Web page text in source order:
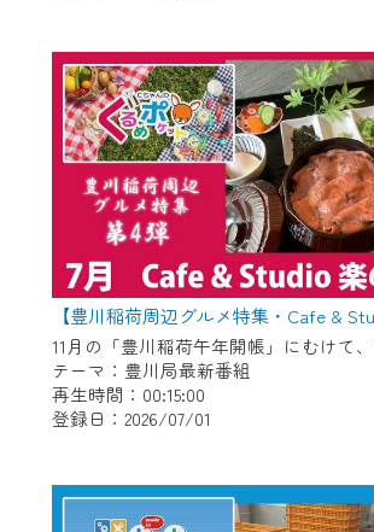
テーマ：豊川局最新番組
再生時間：00:15:00
登録日：2026/07/01